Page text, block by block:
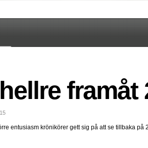
entusiasm krönikörer gett sig på att se tillbaka